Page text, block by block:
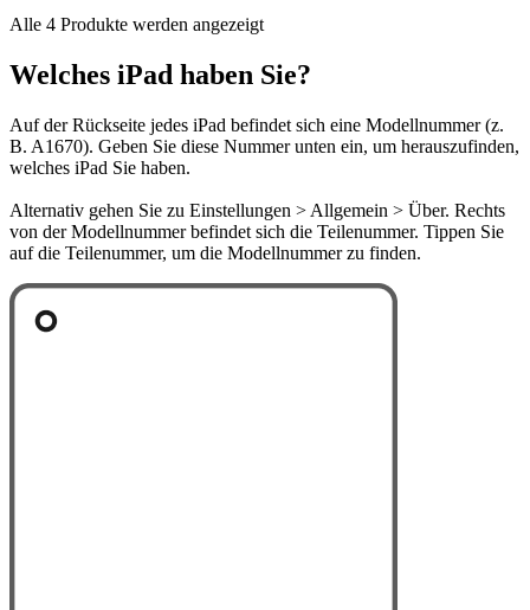
Alle 4 Produkte werden angezeigt
Welches iPad haben Sie?
Auf der Rückseite jedes iPad befindet sich eine Modellnummer (z.
B. A1670). Geben Sie diese Nummer unten ein, um herauszufinden,
welches iPad Sie haben.
Alternativ gehen Sie zu Einstellungen > Allgemein > Über. Rechts
von der Modellnummer befindet sich die Teilenummer. Tippen Sie
auf die Teilenummer, um die Modellnummer zu finden.